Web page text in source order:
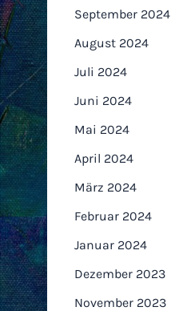
September 2024
August 2024
Juli 2024
Juni 2024
Mai 2024
April 2024
März 2024
Februar 2024
Januar 2024
Dezember 2023
November 2023